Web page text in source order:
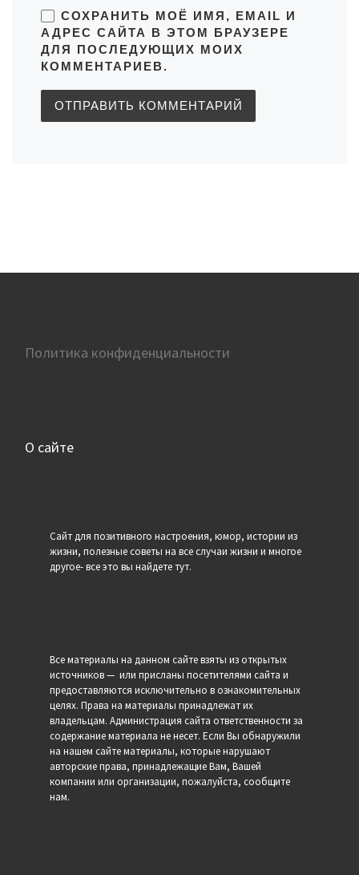
СОХРАНИТЬ МОЁ ИМЯ, EMAIL И
АДРЕС САЙТА В ЭТОМ БРАУЗЕРЕ
ДЛЯ ПОСЛЕДУЮЩИХ МОИХ
КОММЕНТАРИЕВ.
Политика конфиденциальности
О сайте
Сайт для позитивного настроения, юмор, истории из
жизни, полезные советы на все случаи жизни и многое
другое- все это вы найдете тут.
Все материалы на данном сайте взяты из открытых
источников — или присланы посетителями сайта и
предоставляются исключительно в ознакомительных
целях. Права на материалы принадлежат их
владельцам. Администрация сайта ответственности за
содержание материала не несет. Если Вы обнаружили
на нашем сайте материалы, которые нарушают
авторские права, принадлежащие Вам, Вашей
компании или организации, пожалуйста, сообщите
нам.